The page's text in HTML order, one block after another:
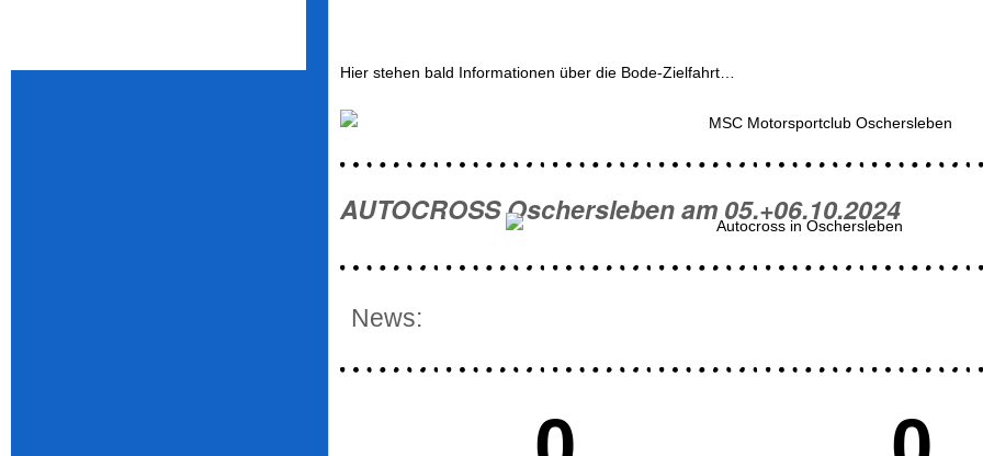
Hier stehen bald Informationen über die Bode-Zielfahrt…
AUTOCROSS Oschersleben am 05.+06.10.2024
News: